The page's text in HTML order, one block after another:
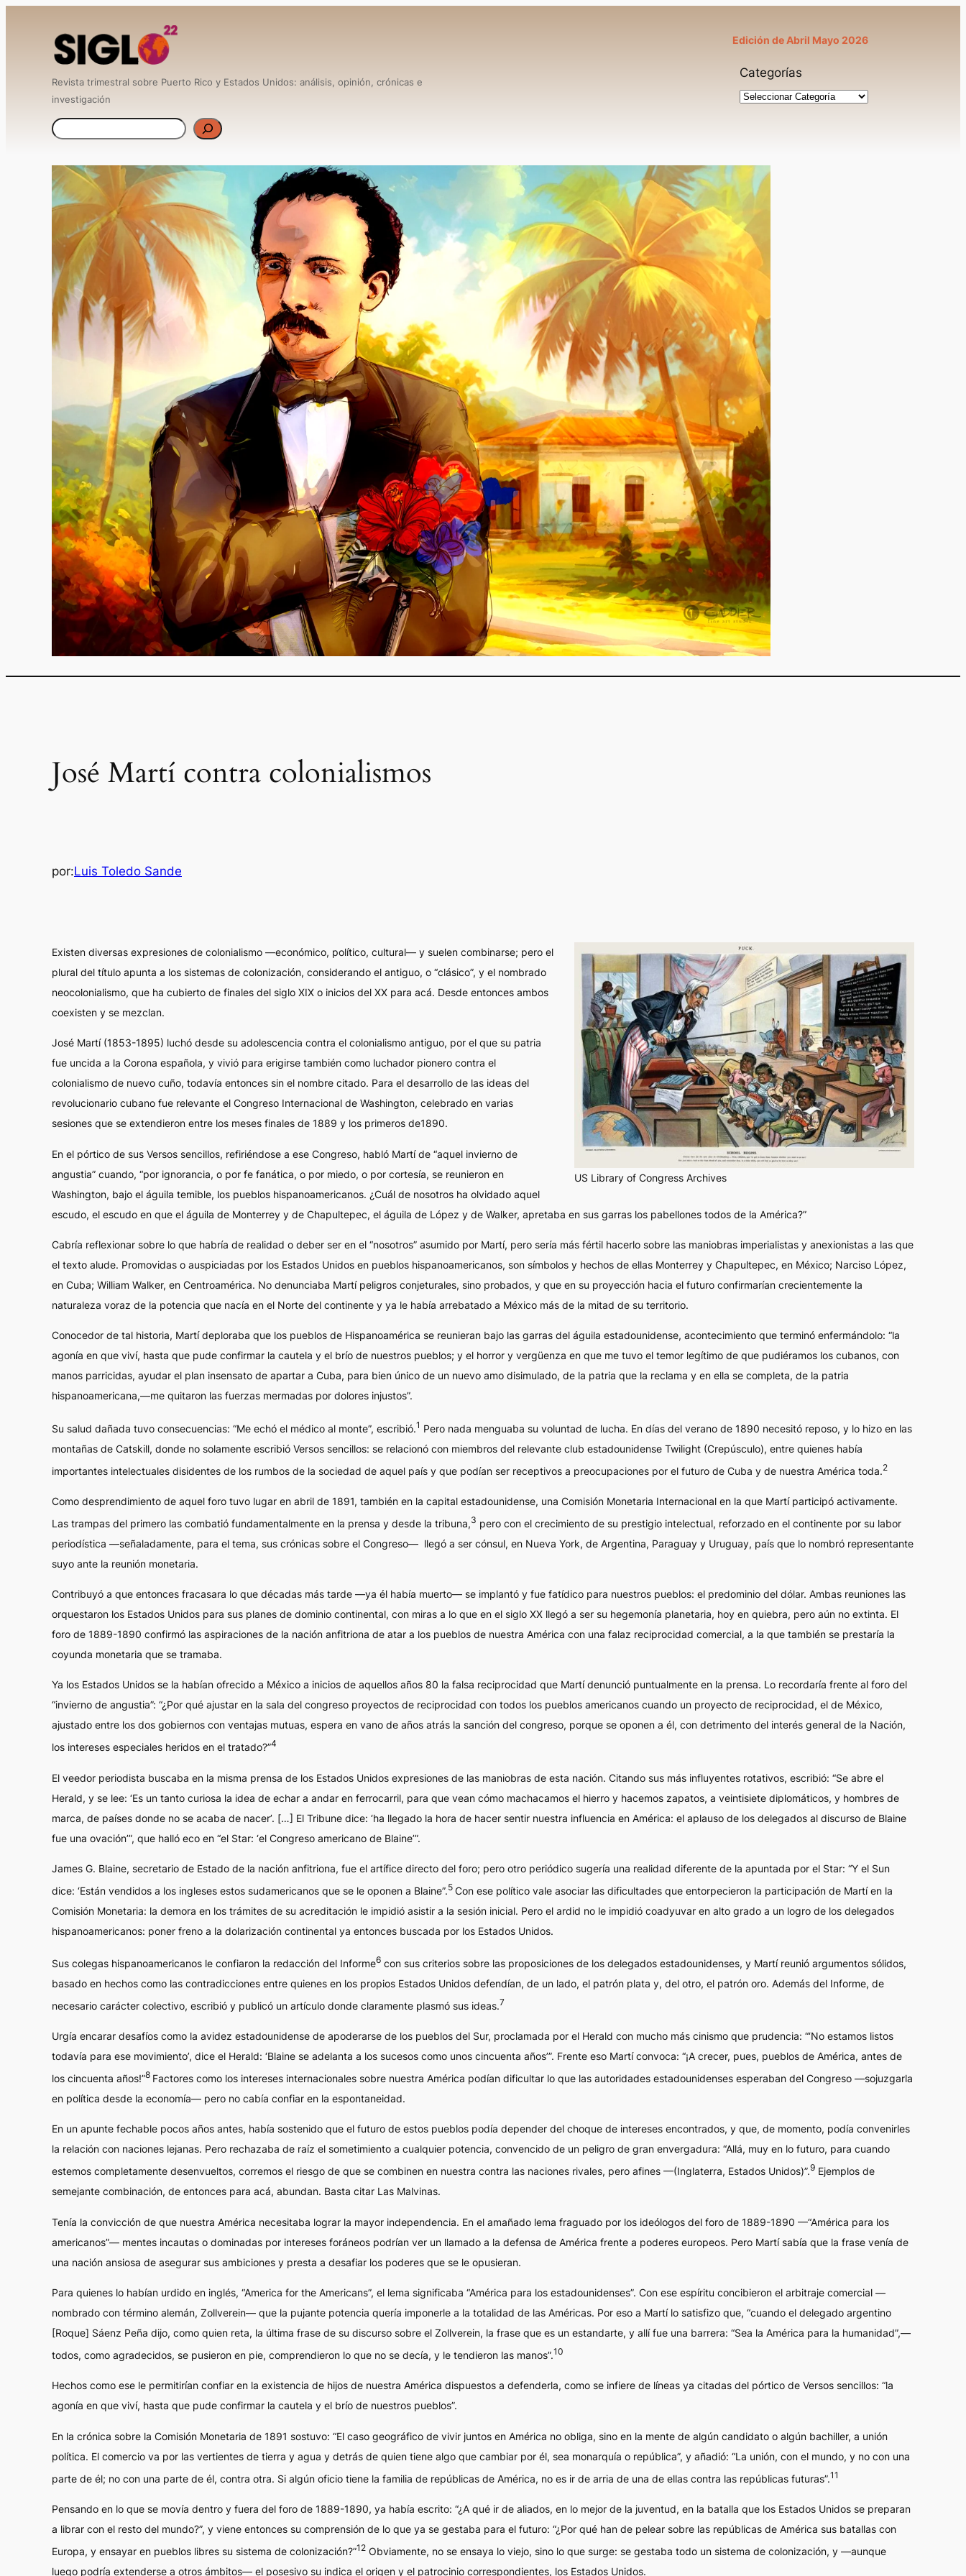
contenido
Revista trimestral sobre Puerto Rico y Estados Unidos: análisis, opinión, crónicas e
investigación
B
c
a
Edición de Abril Mayo 2026
Categorías
José Martí contra colonialismos
por:Luis Toledo Sande
US Library of Congress Archives
Existen diversas expresiones de colonialismo —económico, político, cultural— y suelen combinarse; pero el
plural del título apunta a los sistemas de colonización, considerando el antiguo, o “clásico”, y el nombrado
neocolonialismo, que ha cubierto de finales del siglo XIX o inicios del XX para acá. Desde entonces ambos
coexisten y se mezclan.
José Martí (1853-1895) luchó desde su adolescencia contra el colonialismo antiguo, por el que su patria
fue uncida a la Corona española, y vivió para erigirse también como luchador pionero contra el
colonialismo de nuevo cuño, todavía entonces sin el nombre citado. Para el desarrollo de las ideas del
revolucionario cubano fue relevante el Congreso Internacional de Washington, celebrado en varias
sesiones que se extendieron entre los meses finales de 1889 y los primeros de1890.
En el pórtico de sus Versos sencillos, refiriéndose a ese Congreso, habló Martí de “aquel invierno de
angustia” cuando, “por ignorancia, o por fe fanática, o por miedo, o por cortesía, se reunieron en
Washington, bajo el águila temible, los pueblos hispanoamericanos. ¿Cuál de nosotros ha olvidado aquel
escudo, el escudo en que el águila de Monterrey y de Chapultepec, el águila de López y de Walker, apretaba en sus garras los pabellones todos de la América?”
Cabría reflexionar sobre lo que habría de realidad o deber ser en el “nosotros” asumido por Martí, pero sería más fértil hacerlo sobre las maniobras imperialistas y anexionistas a las que
el texto alude. Promovidas o auspiciadas por los Estados Unidos en pueblos hispanoamericanos, son símbolos y hechos de ellas Monterrey y Chapultepec, en México; Narciso López,
en Cuba; William Walker, en Centroamérica. No denunciaba Martí peligros conjeturales, sino probados, y que en su proyección hacia el futuro confirmarían crecientemente la
naturaleza voraz de la potencia que nacía en el Norte del continente y ya le había arrebatado a México más de la mitad de su territorio.
Conocedor de tal historia, Martí deploraba que los pueblos de Hispanoamérica se reunieran bajo las garras del águila estadounidense, acontecimiento que terminó enfermándolo: “la
agonía en que viví, hasta que pude confirmar la cautela y el brío de nuestros pueblos; y el horror y vergüenza en que me tuvo el temor legítimo de que pudiéramos los cubanos, con
manos parricidas, ayudar el plan insensato de apartar a Cuba, para bien único de un nuevo amo disimulado, de la patria que la reclama y en ella se completa, de la patria
hispanoamericana,—me quitaron las fuerzas mermadas por dolores injustos”.
Su salud dañada tuvo consecuencias: “Me echó el médico al monte”, escribió.1 Pero nada menguaba su voluntad de lucha. En días del verano de 1890 necesitó reposo, y lo hizo en las
montañas de Catskill, donde no solamente escribió Versos sencillos: se relacionó con miembros del relevante club estadounidense Twilight (Crepúsculo), entre quienes había
importantes intelectuales disidentes de los rumbos de la sociedad de aquel país y que podían ser receptivos a preocupaciones por el futuro de Cuba y de nuestra América toda.2
Como desprendimiento de aquel foro tuvo lugar en abril de 1891, también en la capital estadounidense, una Comisión Monetaria Internacional en la que Martí participó activamente.
Las trampas del primero las combatió fundamentalmente en la prensa y desde la tribuna,3 pero con el crecimiento de su prestigio intelectual, reforzado en el continente por su labor
periodística —señaladamente, para el tema, sus crónicas sobre el Congreso— llegó a ser cónsul, en Nueva York, de Argentina, Paraguay y Uruguay, país que lo nombró representante
suyo ante la reunión monetaria.
Contribuyó a que entonces fracasara lo que décadas más tarde —ya él había muerto— se implantó y fue fatídico para nuestros pueblos: el predominio del dólar. Ambas reuniones las
orquestaron los Estados Unidos para sus planes de dominio continental, con miras a lo que en el siglo XX llegó a ser su hegemonía planetaria, hoy en quiebra, pero aún no extinta. El
foro de 1889-1890 confirmó las aspiraciones de la nación anfitriona de atar a los pueblos de nuestra América con una falaz reciprocidad comercial, a la que también se prestaría la
coyunda monetaria que se tramaba.
Ya los Estados Unidos se la habían ofrecido a México a inicios de aquellos años 80 la falsa reciprocidad que Martí denunció puntualmente en la prensa. Lo recordaría frente al foro del
“invierno de angustia”: “¿Por qué ajustar en la sala del congreso proyectos de reciprocidad con todos los pueblos americanos cuando un proyecto de reciprocidad, el de México,
ajustado entre los dos gobiernos con ventajas mutuas, espera en vano de años atrás la sanción del congreso, porque se oponen a él, con detrimento del interés general de la Nación,
los intereses especiales heridos en el tratado?”4
El veedor periodista buscaba en la misma prensa de los Estados Unidos expresiones de las maniobras de esta nación. Citando sus más influyentes rotativos, escribió: “Se abre el
Herald, y se lee: ‘Es un tanto curiosa la idea de echar a andar en ferrocarril, para que vean cómo machacamos el hierro y hacemos zapatos, a veintisiete diplomáticos, y hombres de
marca, de países donde no se acaba de nacer’. […] El Tribune dice: ‘ha llegado la hora de hacer sentir nuestra influencia en América: el aplauso de los delegados al discurso de Blaine
fue una ovación’”, que halló eco en “el Star: ‘el Congreso americano de Blaine’”.
James G. Blaine, secretario de Estado de la nación anfitriona, fue el artífice directo del foro; pero otro periódico sugería una realidad diferente de la apuntada por el Star: “Y el Sun
dice: ‘Están vendidos a los ingleses estos sudamericanos que se le oponen a Blaine”.5 Con ese político vale asociar las dificultades que entorpecieron la participación de Martí en la
Comisión Monetaria: la demora en los trámites de su acreditación le impidió asistir a la sesión inicial. Pero el ardid no le impidió coadyuvar en alto grado a un logro de los delegados
hispanoamericanos: poner freno a la dolarización continental ya entonces buscada por los Estados Unidos.
Sus colegas hispanoamericanos le confiaron la redacción del Informe6 con sus criterios sobre las proposiciones de los delegados estadounidenses, y Martí reunió argumentos sólidos,
basado en hechos como las contradicciones entre quienes en los propios Estados Unidos defendían, de un lado, el patrón plata y, del otro, el patrón oro. Además del Informe, de
necesario carácter colectivo, escribió y publicó un artículo donde claramente plasmó sus ideas.7
Urgía encarar desafíos como la avidez estadounidense de apoderarse de los pueblos del Sur, proclamada por el Herald con mucho más cinismo que prudencia: “‘No estamos listos
todavía para ese movimiento’, dice el Herald: ‘Blaine se adelanta a los sucesos como unos cincuenta años’”. Frente eso Martí convoca: “¡A crecer, pues, pueblos de América, antes de
los cincuenta años!”8 Factores como los intereses internacionales sobre nuestra América podían dificultar lo que las autoridades estadounidenses esperaban del Congreso —sojuzgarla
en política desde la economía— pero no cabía confiar en la espontaneidad.
En un apunte fechable pocos años antes, había sostenido que el futuro de estos pueblos podía depender del choque de intereses encontrados, y que, de momento, podía convenirles
la relación con naciones lejanas. Pero rechazaba de raíz el sometimiento a cualquier potencia, convencido de un peligro de gran envergadura: “Allá, muy en lo futuro, para cuando
estemos completamente desenvueltos, corremos el riesgo de que se combinen en nuestra contra las naciones rivales, pero afines —(Inglaterra, Estados Unidos)”.9 Ejemplos de
semejante combinación, de entonces para acá, abundan. Basta citar Las Malvinas.
Tenía la convicción de que nuestra América necesitaba lograr la mayor independencia. En el amañado lema fraguado por los ideólogos del foro de 1889-1890 —“América para los
americanos”— mentes incautas o dominadas por intereses foráneos podrían ver un llamado a la defensa de América frente a poderes europeos. Pero Martí sabía que la frase venía de
una nación ansiosa de asegurar sus ambiciones y presta a desafiar los poderes que se le opusieran.
Para quienes lo habían urdido en inglés, “America for the Americans”, el lema significaba “América para los estadounidenses”. Con ese espíritu concibieron el arbitraje comercial —
nombrado con término alemán, Zollverein— que la pujante potencia quería imponerle a la totalidad de las Américas. Por eso a Martí lo satisfizo que, “cuando el delegado argentino
[Roque] Sáenz Peña dijo, como quien reta, la última frase de su discurso sobre el Zollverein, la frase que es un estandarte, y allí fue una barrera: “Sea la América para la humanidad”,—
todos, como agradecidos, se pusieron en pie, comprendieron lo que no se decía, y le tendieron las manos”.10
Hechos como ese le permitirían confiar en la existencia de hijos de nuestra América dispuestos a defenderla, como se infiere de líneas ya citadas del pórtico de Versos sencillos: “la
agonía en que viví, hasta que pude confirmar la cautela y el brío de nuestros pueblos”.
En la crónica sobre la Comisión Monetaria de 1891 sostuvo: “El caso geográfico de vivir juntos en América no obliga, sino en la mente de algún candidato o algún bachiller, a unión
política. El comercio va por las vertientes de tierra y agua y detrás de quien tiene algo que cambiar por él, sea monarquía o república”, y añadió: “La unión, con el mundo, y no con una
parte de él; no con una parte de él, contra otra. Si algún oficio tiene la familia de repúblicas de América, no es ir de arria de una de ellas contra las repúblicas futuras”. 11
Pensando en lo que se movía dentro y fuera del foro de 1889-1890, ya había escrito: “¿A qué ir de aliados, en lo mejor de la juventud, en la batalla que los Estados Unidos se preparan
a librar con el resto del mundo?”, y viene entonces su comprensión de lo que ya se gestaba para el futuro: “¿Por qué han de pelear sobre las repúblicas de América sus batallas con
Europa, y ensayar en pueblos libres su sistema de colonización?”12 Obviamente, no se ensaya lo viejo, sino lo que surge: se gestaba todo un sistema de colonización, y —aunque
luego podría extenderse a otros ámbitos— el posesivo su indica el origen y el patrocinio correspondientes, los Estados Unidos.